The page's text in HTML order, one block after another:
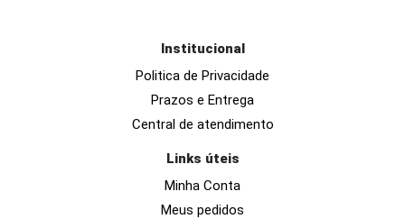
Institucional
Politica de Privacidade
Prazos e Entrega
Central de atendimento
Links úteis
Minha Conta
Meus pedidos